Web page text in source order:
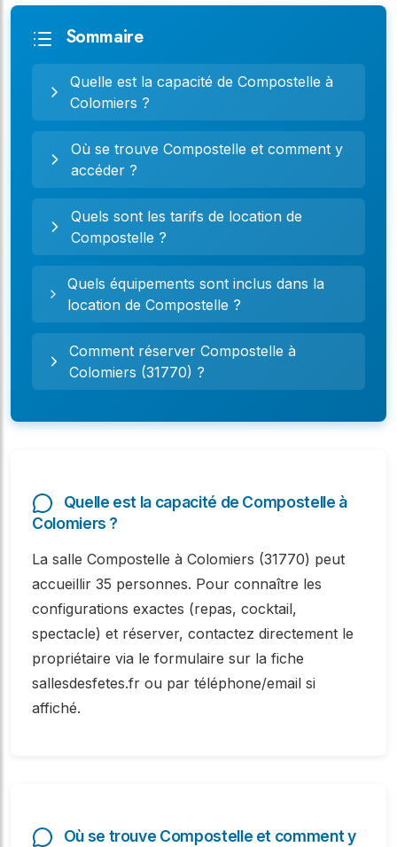
Sommaire
Quelle est la capacité de Compostelle à
Colomiers ?
Où se trouve Compostelle et comment y
accéder ?
Quels sont les tarifs de location de
Compostelle ?
Quels équipements sont inclus dans la
location de Compostelle ?
Comment réserver Compostelle à
Colomiers (31770) ?
Quelle est la capacité de Compostelle à
Colomiers ?
La salle Compostelle à Colomiers (31770) peut
accueillir 35 personnes. Pour connaître les
configurations exactes (repas, cocktail,
spectacle) et réserver, contactez directement le
propriétaire via le formulaire sur la fiche
sallesdesfetes.fr ou par téléphone/email si
affiché.
Où se trouve Compostelle et comment y